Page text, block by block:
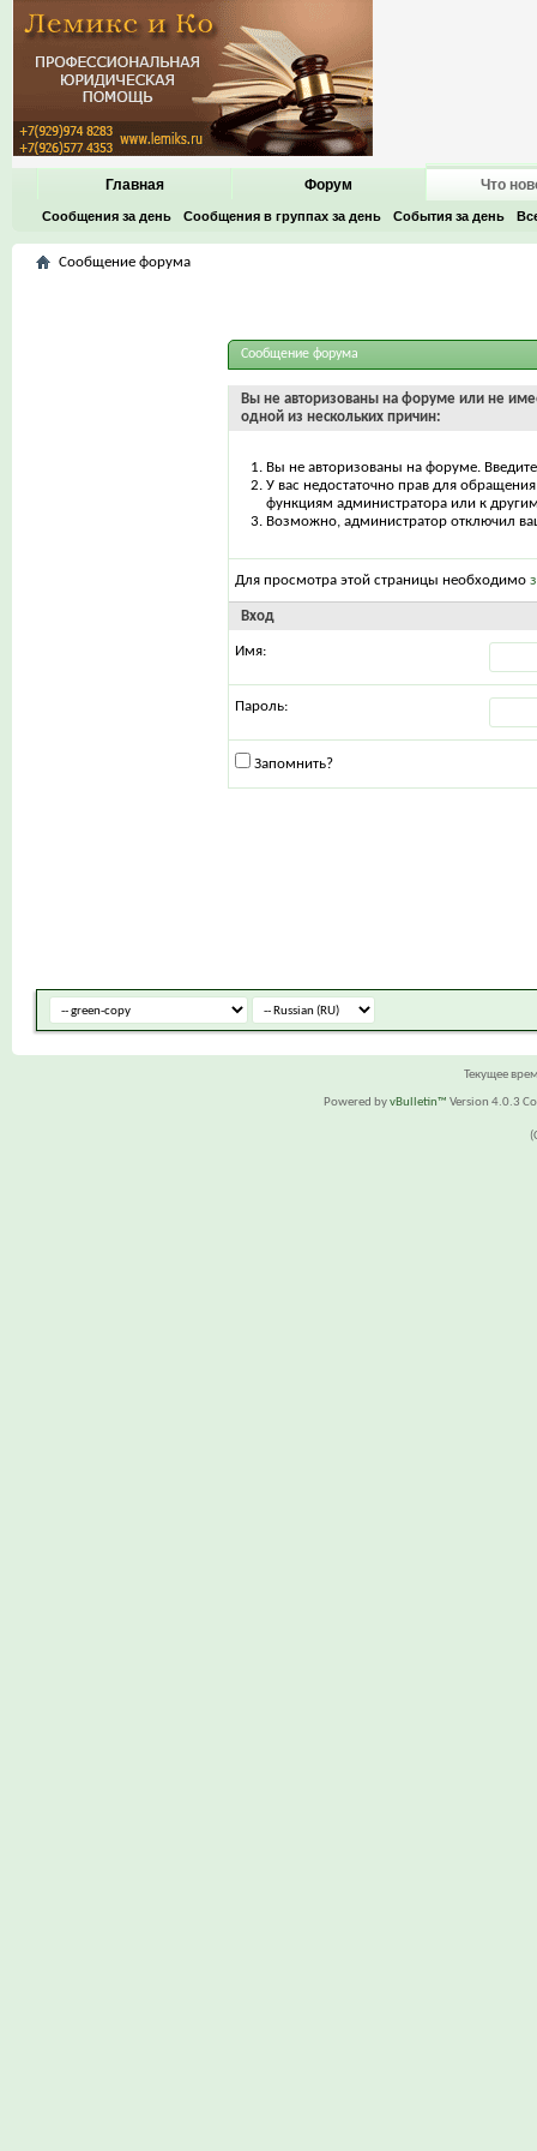
Главная Форум Что
Сообщения за день Сообщения в группах за день События за день
Сообщение форума
Сообщение форума
Вы не авторизованы на форуме или не
одной из нескольких причин:
Вы не авторизованы на форуме.
У вас недостаточно прав для
функциям администратора или к
Возможно, администратор отключил
Для просмотра этой страницы необходимо
Вход
Имя:
Пароль:
Запомнить?
Текущее
Powered byvBulletin™ Version 4.0.3